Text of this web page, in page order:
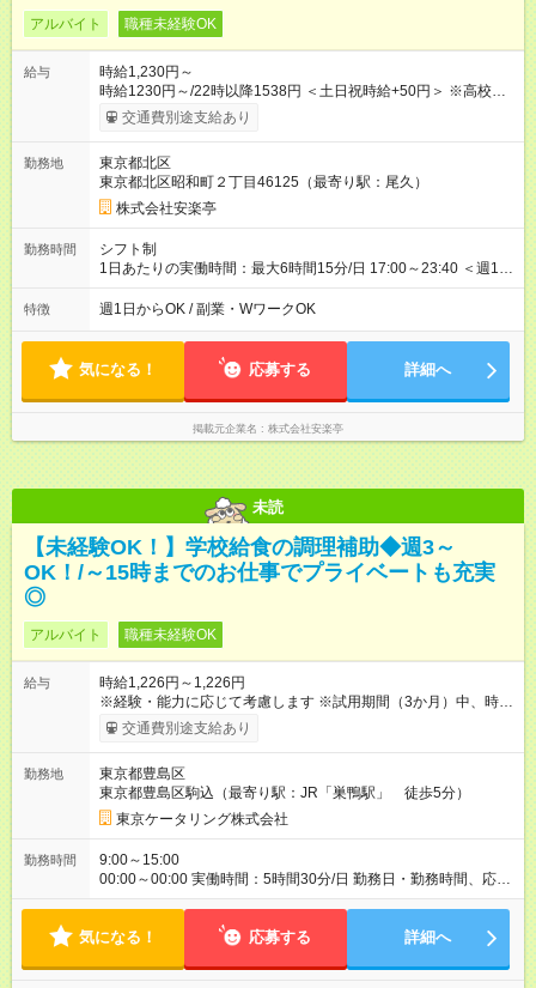
アルバイト 職種未経験OK
給与
時給1,230円～
時給1230円～/22時以降1538円 ＜土日祝時給+50円＞ ※高校生
時給1230円 【試用期間】試用期間あり 試用期間の長さ：12ヶ
月 雇用形態、給与は本採用時と同じです。 ※最大12ヶ月の間
交通費別途支給あり
勤務地
東京都北区
東京都北区昭和町２丁目46125（最寄り駅：尾久）
株式会社安楽亭
勤務時間
シフト制
1日あたりの実働時間：最大6時間15分/日 17:00～23:40 ＜週1日
～/短時間OK！＞ ※18歳未満・高校生は21:30までの勤務 ・シフ
トは自己申告制だから私生活優先でOK◎ ・週1日もあれば週5日
して短時間」など希望に合わせて働けます！
特徴 週1日からOK / 副業・WワークOK
気になる！ 応募する 詳細へ
掲載元企業名 株式会社安楽亭
未読
【未経験OK！】学校給食の調理補助◆週3～
OK！/～15時までのお仕事でプライベートも充実
◎
アルバイト 職種未経験OK
給与
時給1,226円～1,226円
※経験・能力に応じて考慮します ※試用期間（3か月）中、時給
変動なし 【試用期間】試用期間あり 試用期間の長さ：3ヶ月 雇
用形態、給与は本採用時と同じです。
交通費別途支給あり
勤務地
東京都豊島区
東京都豊島区駒込（最寄り駅：JR「巣鴨駅」 徒歩5分）
東京ケータリング株式会社
勤務時間
9:00～15:00
00:00～00:00 実働時間：5時間30分/日 勤務日・勤務時間、応相
談 週2日～OK！ 扶養範囲内で働きたい方募集中
気になる！ 応募する 詳細へ